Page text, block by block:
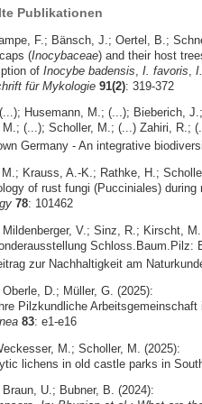
Publikationen
F.; Bänsch, J.; Oertel, B.;
(Inocybaceae) and their host
of Inocybe badensis I. favoris
für Mykologie 91(2): 319-372
Husemann, M.; (...); Bieberich,
M.; (...); Scholler, M.; (...) Zahiri, R.;
Germany - An integrative
M.; Krauss, A.-K.; Rathke, H.;
of rust fungi (Pucciniales)
78: 101462
V.; Sinz, R.; Kirscht,
Schloss.Baum.Pilz:
zur Nachhaltigkeit am
D.; Müller, G. (2025):
Pilzkundliche
83: e1-e16
M.; Scholler, M. (2025):
lichens in old castle parks in
U.; Bubner, B. (2024):